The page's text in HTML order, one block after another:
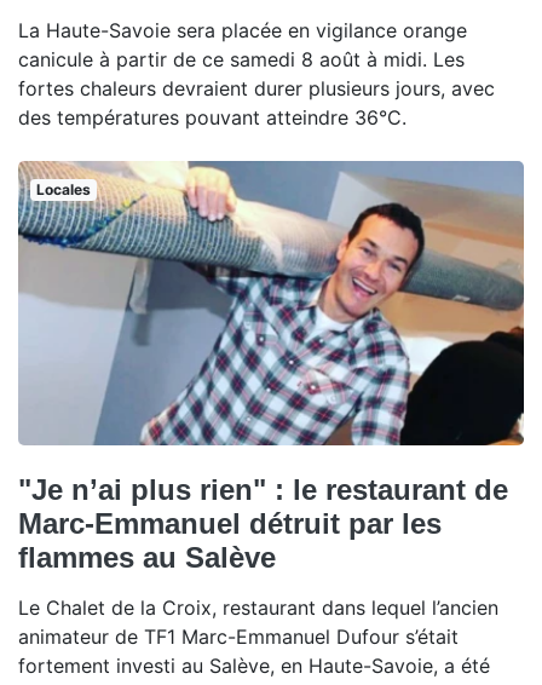
La Haute-Savoie sera placée en vigilance orange
canicule à partir de ce samedi 8 août à midi. Les
fortes chaleurs devraient durer plusieurs jours, avec
des températures pouvant atteindre 36°C.
Locales
"Je n’ai plus rien" : le restaurant de
Marc-Emmanuel détruit par les
flammes au Salève
Le Chalet de la Croix, restaurant dans lequel l’ancien
animateur de TF1 Marc-Emmanuel Dufour s’était
fortement investi au Salève, en Haute-Savoie, a été